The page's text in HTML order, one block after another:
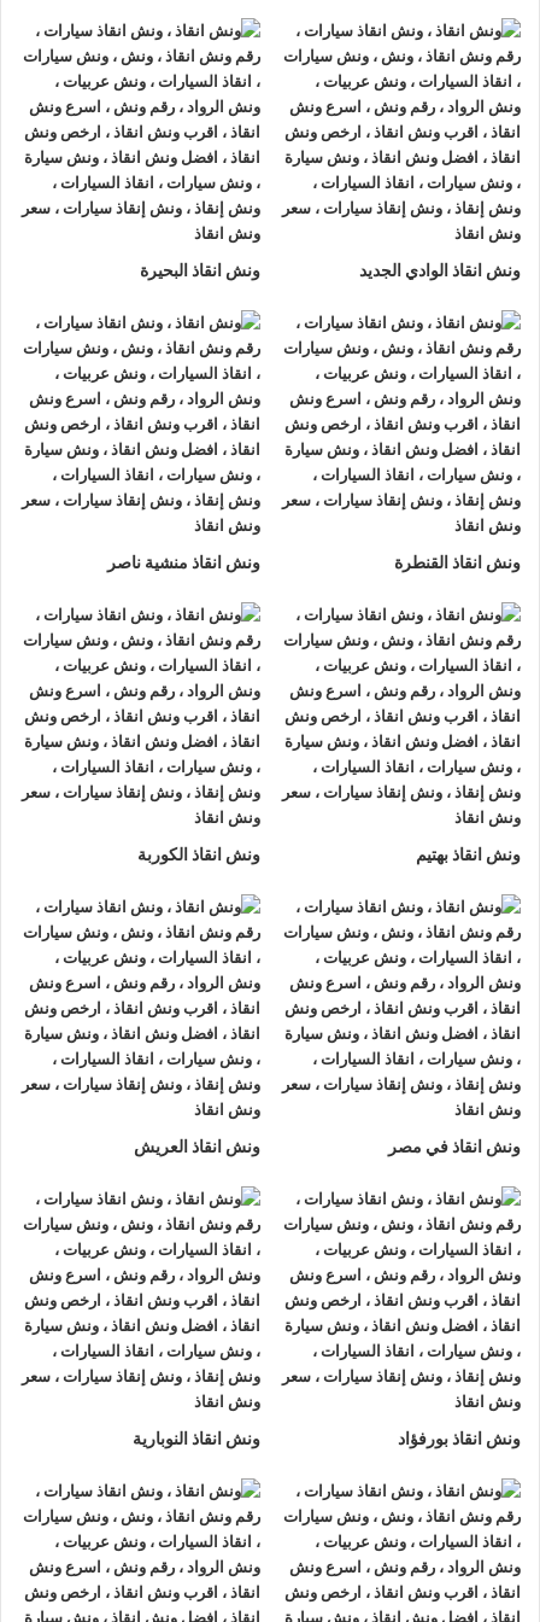
ونش انقاذ سيارات الروادلأنقاذ السيارات اسرع و ارخصونش انقاذ
سيارات في العامرية بخصم 50% اتصل بنا الان ليصلك
اقرب ونش
انقاذ سيارات في العامريةهناك العديد من الظروف الطارئة التي قد
تحدث لنا اثناء القيادة علي الطريق فمن الممكن ان تتعرض لحادث
سير مفاجي او ان تتعطل سيارتك وقد تحتاج الي نقلها الي اقرب
مركز صيانة او توكيل.
أذا كنت تبحث عن ونش انقاذ سيارات في العامرية اتصل بنا الان
علي 01063144040
01093018585
–
01120018852
ونش انقاذ , ونش انقاذ سيارات
ونش انقاذ العامرية
ونش انقاذ العامريةنقدم خدمة المساعدة على الطريق بسرعة
وبأسعار معقولة ، وخدمةإنقاذ السياراتفي العامرية و على جميع
الطرق و لدينا فريق من السائقين الوناشين ذوي الخبرة والمدربين
لتزويدك بأفضل مساعدة على الطريق و تقديم خدمات الانقاذ
السريع.
ونش إنقاذ سياراتمن شركةالرواد لإنقاذ السياراتيقدم تجربة
فريدةلإنقاذ السيارات، تمتع بتجربةونش انقاذ سياراتمنونش
انقاذ الروادوأحصل على خصم 50% ، لدينا ونش انقاذمزود بأجهزة
تتبع GPS لأمانك وأمان سيارتك.
اتصل بخدمة العملاء التابعة لنا على مدار 24 ساعة الآن للحصول
علىأقرب ونش انقاذمن موقعك في العامرية فريق المساعدة على
أهبة الاستعداد و جاهز دائما لمساعدتك في أي وقت من النهار أو
الليل 24/7/365 تشمل خدمات
انقاذ السيارات في العامرية
يلي:
1- السرعة
يصلكونش انقاذ السيارات
بسرعة فائقة خلال 30 دقيقة بحد اقصي
فور طلبك لـونش إنقاذ سياراتمن أجل إنقاذ السياراتالمُعطّلة في
ونش انقاذ الوادي الجديد ونش انقاذ البحيرة
ونش انقاذ القنطرة ونش انقاذ منشية ناصر
ونش انقاذ بهتيم ونش انقاذ الكوربة
ونش انقاذ في مصر ونش انقاذ العريش
ونش انقاذ بورفؤاد ونش انقاذ النوبارية